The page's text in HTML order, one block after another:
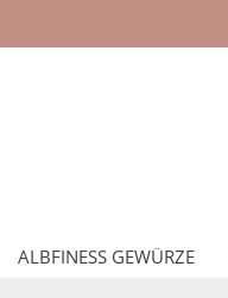
ALBFINESS GEWÜRZE